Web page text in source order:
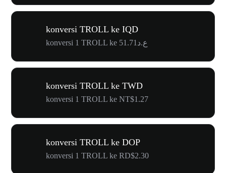
konversi TROLL ke IQD
konversi 1 TROLL ke ع.د51.71
konversi TROLL ke TWD
konversi 1 TROLL ke NT$1.27
konversi TROLL ke DOP
konversi 1 TROLL ke RD$2.30